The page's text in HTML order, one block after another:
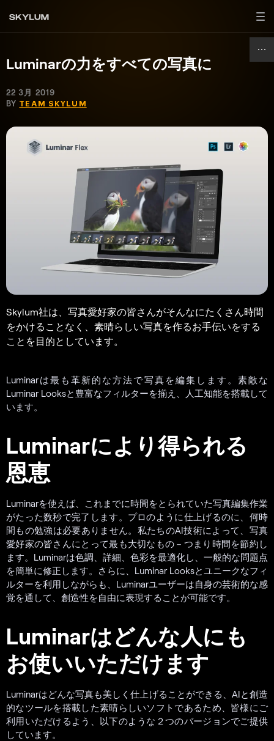
Luminarの力をすべての写真に
22 3月 2019
BY TEAM SKYLUM
Skylum社は、写真愛好家の皆さんがそんなにたくさん時間
をかけることなく、素晴らしい写真を作るお手伝いをする
ことを目的としています。
Luminarは最も革新的な方法で写真を編集します。素敵な
Luminar Looksと豊富なフィルターを揃え、人工知能を搭載して
います。
Luminarにより得られる
恩恵
Luminarを使えば、これまでに時間をとられていた写真編集作業
がたった数秒で完了します。プロのように仕上げるのに、何時
間もの勉強は必要ありません。私たちのAI技術によって、写真
愛好家の皆さんにとって最も大切なもの－つまり時間を節約し
ます。Luminarは色調、詳細、色彩を最適化し、一般的な問題点
を簡単に修正します。さらに、Luminar Looksとユニークなフィ
ルターを利用しながらも、Luminarユーザーは自身の芸術的な感
覚を通して、創造性を自由に表現することが可能です。
Luminarはどんな人にも
お使いいただけます
Luminarはどんな写真も美しく仕上げることができる、AIと創造
的なツールを搭載した素晴らしいソフトであるため、皆様にご
利用いただけるよう、以下のような２つのバージョンでご提供
しています。